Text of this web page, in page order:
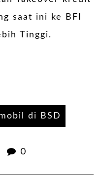
saat ini ke BFI
Tinggi.
di BSD
0